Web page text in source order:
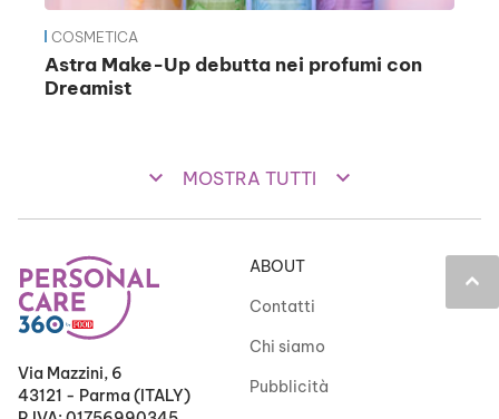
COSMETICA
Astra Make-Up debutta nei profumi con
Dreamist
keyboard_arrow_down MOSTRA TUTTI keyboard_arrow_down
keyboard_arrow_up
Via Mazzini, 6
43121 - Parma (ITALY)
ABOUT
Contatti
Chi siamo
Pubblicità